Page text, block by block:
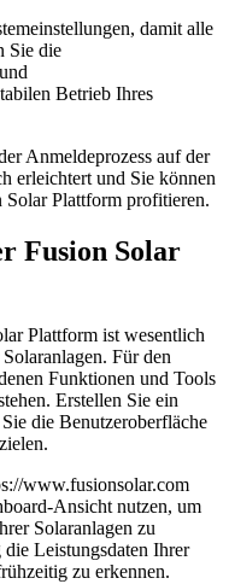
damit alle
Sie die
Betrieb Ihres
Anmeldeprozess auf der
erleichtert und Sie können
Plattform profitieren.
Fusion Solar
Plattform ist wesentlich
Für den
Funktionen und Tools
Erstellen Sie ein
die Benutzeroberfläche
www.fusionsolar.com
Ansicht nutzen, um
Solaranlagen zu
Leistungsdaten Ihrer
zu erkennen.